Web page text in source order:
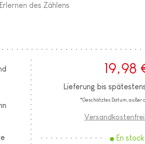
des Zählens
19,98
Lieferung bis
*Geschätztes Datum, außer
En stock